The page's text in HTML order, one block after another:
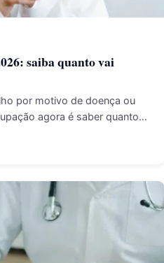
saiba quanto vai
por motivo de doença ou
agora é saber quanto…